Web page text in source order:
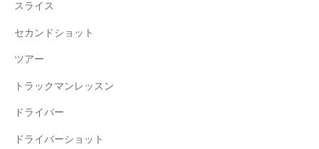
スライス
セカンドショット
ツアー
トラックマンレッスン
ドライバー
ドライバーショット